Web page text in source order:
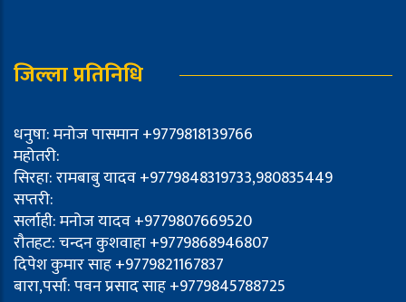
जिल्ला प्रतिनिधि
धनुषा: मनोज पासमान +9779818139766
महोतरी:
सिरहा: रामबाबु यादव +9779848319733,980835449
सप्तरी:
सर्लाही: मनोज यादव +9779807669520
रौतहट: चन्दन कुशवाहा +9779868946807
दिपेश कुमार साह +9779821167837
बारा,पर्सा: पवन प्रसाद साह +9779845788725